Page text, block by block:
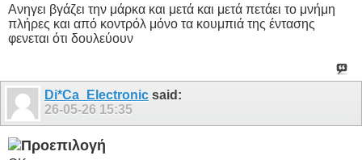
Ανηγει βγάζει την μάρκα και μετά και μετά πετάει το μνήμη
πλήρες και από κοντρόλ μόνο τα κουμπιά της έντασης
φενεται ότι δουλεύουν
Di*Ca_Electronic said:
26-05-26 15:35